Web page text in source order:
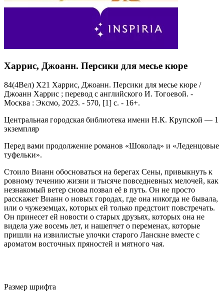
Харрис, Джоанн. Персики для месье кюре
84(4Вел) Х21 Харрис, Джоанн. Персики для месье кюре /
Джоанн Харрис ; перевод с английского И. Тогоевой. -
Москва : Эксмо, 2023. - 570, [1] с. - 16+.
Центральная городская библиотека имени Н.К. Крупской — 1
экземпляр
Перед вами продолжение романов «Шоколад» и «Леденцовые
туфельки».
Стоило Вианн обосноваться на берегах Сены, привыкнуть к
ровному течению жизни и тысяче повседневных мелочей, как
незнакомый ветер снова позвал её в путь. Он не просто
расскажет Вианн о новых городах, где она никогда не бывала,
или о чужеземцах, которых ей только предстоит повстречать.
Он принесет ей новости о старых друзьях, которых она не
видела уже восемь лет, и нашепчет о переменах, которые
пришли на извилистые улочки старого Ланскне вместе с
ароматом восточных пряностей и мятного чая.
Размер шрифта